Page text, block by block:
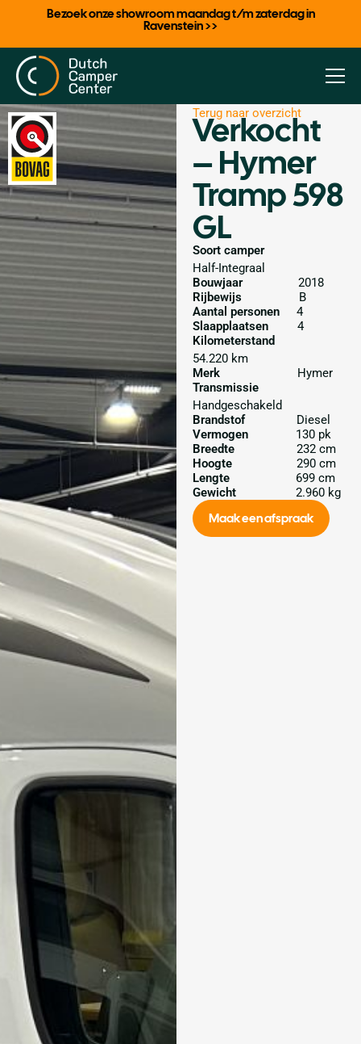
Bezoek onze showroom maandag t/m zaterdag in
Ravenstein >>
Terug naar overzicht
Verkocht
– Hymer
Tramp 598
GL
Soort camper
Half-Integraal
Bouwjaar
2018
Rijbewijs
B
Aantal personen
4
Slaapplaatsen
4
Kilometerstand
54.220 km
Merk
Hymer
Transmissie
Handgeschakeld
Brandstof
Diesel
Vermogen
130 pk
Breedte
232 cm
Hoogte
290 cm
Lengte
699 cm
Gewicht
2.960 kg
Maak een afspraak